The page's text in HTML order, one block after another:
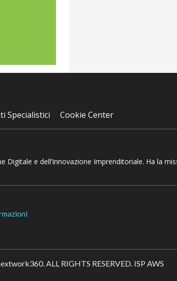
Specialistici Cookie Center
e dell’Innovazione Imprenditoriale. Ha la
ALL RIGHTS RESERVED. ISP AWS